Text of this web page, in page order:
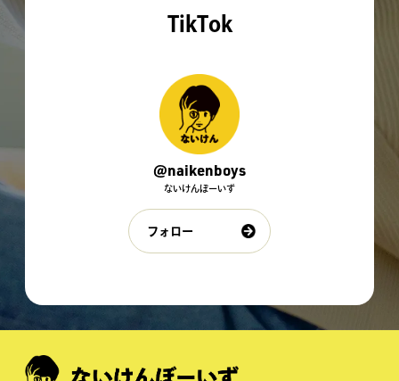
TikTok
@naikenboys
ないけんぼーいず
フォロー